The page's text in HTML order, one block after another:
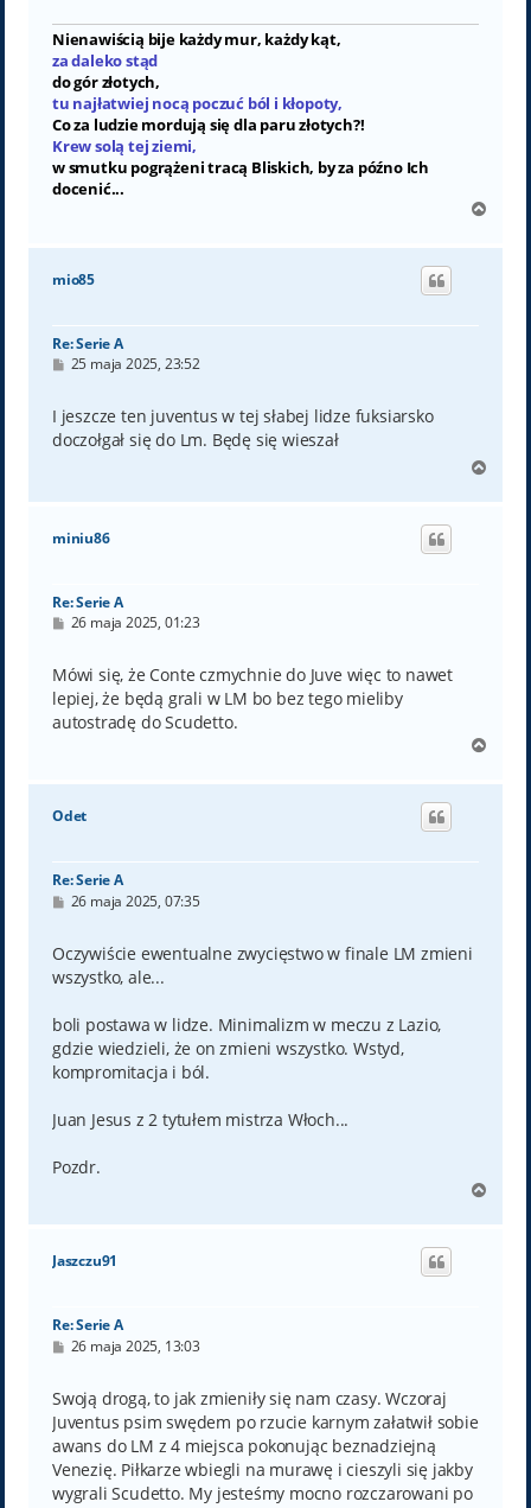
Nienawiścią bije każdy mur, każdy kąt,
za daleko stąd
do gór złotych,
tu najłatwiej nocą poczuć ból i kłopoty,
Co za ludzie mordują się dla paru złotych?!
Krew solą tej ziemi,
w smutku pogrążeni tracą Bliskich, by za późno Ich
docenić...
g
mio85
Re: Serie A
P
t
25 maja 2025, 23:52
I jeszcze ten juventus w tej słabej lidze fuksiarsko
doczołgał się do Lm. Będę się wieszał
g
miniu86
Re: Serie A
P
t
26 maja 2025, 01:23
Mówi się, że Conte czmychnie do Juve więc to nawet
lepiej, że będą grali w LM bo bez tego mieliby
autostradę do Scudetto.
g
Odet
Re: Serie A
P
t
26 maja 2025, 07:35
Oczywiście ewentualne zwycięstwo w finale LM zmieni
wszystko, ale...
boli postawa w lidze. Minimalizm w meczu z Lazio,
gdzie wiedzieli, że on zmieni wszystko. Wstyd,
kompromitacja i ból.
Juan Jesus z 2 tytułem mistrza Włoch...
Pozdr.
g
Jaszczu91
Re: Serie A
P
t
26 maja 2025, 13:03
Swoją drogą, to jak zmieniły się nam czasy. Wczoraj
Juventus psim swędem po rzucie karnym załatwił sobie
awans do LM z 4 miejsca pokonując beznadziejną
Venezię. Piłkarze wbiegli na murawę i cieszyli się jakby
wygrali Scudetto. My jesteśmy mocno rozczarowani po